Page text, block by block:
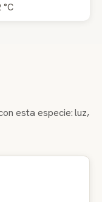
°C
esta especie: luz,